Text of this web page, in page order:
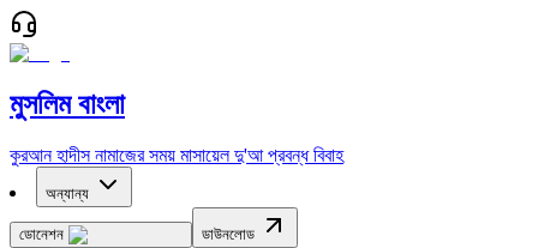
মুসলিম বাংলা
কুরআন হাদীস নামাজের সময় মাসায়েল দু'আ প্রবন্ধ বিবাহ
অন্যান্য
ডোনেশন ডাউনলোড